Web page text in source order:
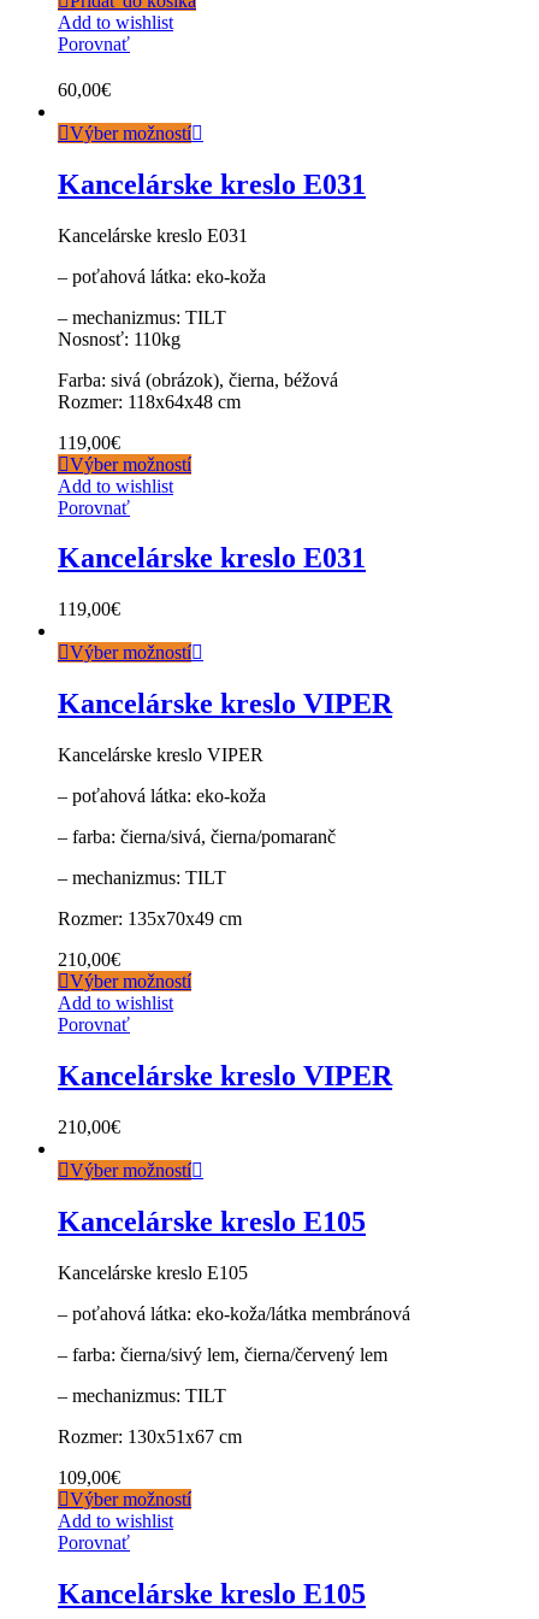
Add to wishlist
Porovnať
60,00€
Výber možností
Kancelárske kreslo E031
Kancelárske kreslo E031
– poťahová látka: eko-koža
– mechanizmus: TILT
Nosnosť: 110kg
Farba: sivá (obrázok), čierna, béžová
Rozmer: 118x64x48 cm
119,00€
Výber možností
Add to wishlist
Porovnať
Kancelárske kreslo E031
119,00€
Výber možností
Kancelárske kreslo VIPER
Kancelárske kreslo VIPER
– poťahová látka: eko-koža
– farba: čierna/sivá, čierna/pomaranč
– mechanizmus: TILT
Rozmer: 135x70x49 cm
210,00€
Výber možností
Add to wishlist
Porovnať
Kancelárske kreslo VIPER
210,00€
Výber možností
Kancelárske kreslo E105
Kancelárske kreslo E105
– poťahová látka: eko-koža/látka membránová
– farba: čierna/sivý lem, čierna/červený lem
– mechanizmus: TILT
Rozmer: 130x51x67 cm
109,00€
Výber možností
Add to wishlist
Porovnať
Kancelárske kreslo E105